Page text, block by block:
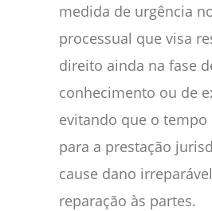
medida de urgência
processual que visa
direito ainda na fase
conhecimento ou de
evitando que o tempo
para a prestação
cause dano
reparação às partes.